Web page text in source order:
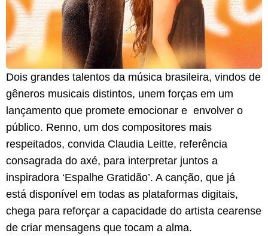
Dois grandes talentos da música brasileira, vindos de
gêneros musicais distintos, unem forças em um
lançamento que promete emocionar e envolver o
público. Renno, um dos compositores mais
respeitados, convida Claudia Leitte, referência
consagrada do axé, para interpretar juntos a
inspiradora ‘Espalhe Gratidão’. A canção, que já
está disponível em todas as plataformas digitais,
chega para reforçar a capacidade do artista cearense
de criar mensagens que tocam a alma.